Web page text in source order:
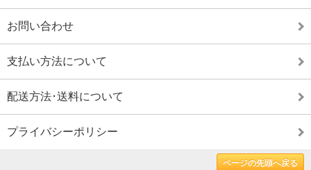
お問い合わせ
支払い方法について
配送方法･送料について
プライバシーポリシー
ページの先頭へ戻る